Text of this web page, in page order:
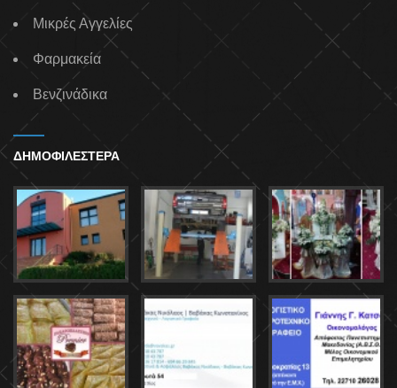
Μικρές Αγγελίες
Φαρμακεία
Βενζινάδικα
ΔΗΜΟΦΙΛΕΣΤΕΡΑ